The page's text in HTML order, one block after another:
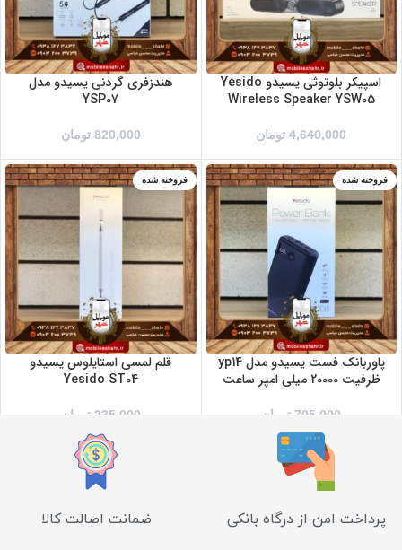
اسپیکر بلوتوثی یسیدو Yesido
Wireless Speaker YSW05
4,640,000 تومان
هندزفری گردنی یسیدو مدل
YSP07
820,000 تومان
فروخته شده
پاوربانک فست یسیدو مدل yp14
ظرفیت 20000 میلی امپر ساعت
705,000 تومان
فروخته شده
قلم لمسی استایلوس یسیدو
Yesido ST04
235,000 تومان
پرداخت امن از درگاه بانکی ضمانت اصالت کالا